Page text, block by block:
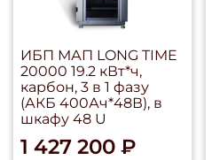
ИБП МАП LONG TIME
20000 19.2 кВт*ч,
карбон, 3 в 1 фазу
(АКБ 400Ач*48В), в
шкафу 48 U
1 427 200 ₽